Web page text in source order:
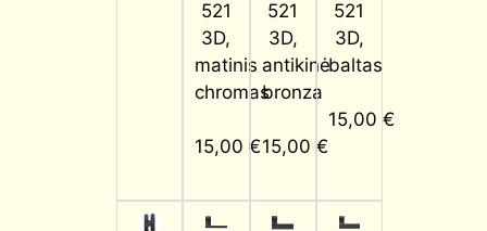
521
3D,
matinis
chromas
15,00€
521
3D,
antikinė
bronza
15,00 €
521
3D,
baltas
15,00 €